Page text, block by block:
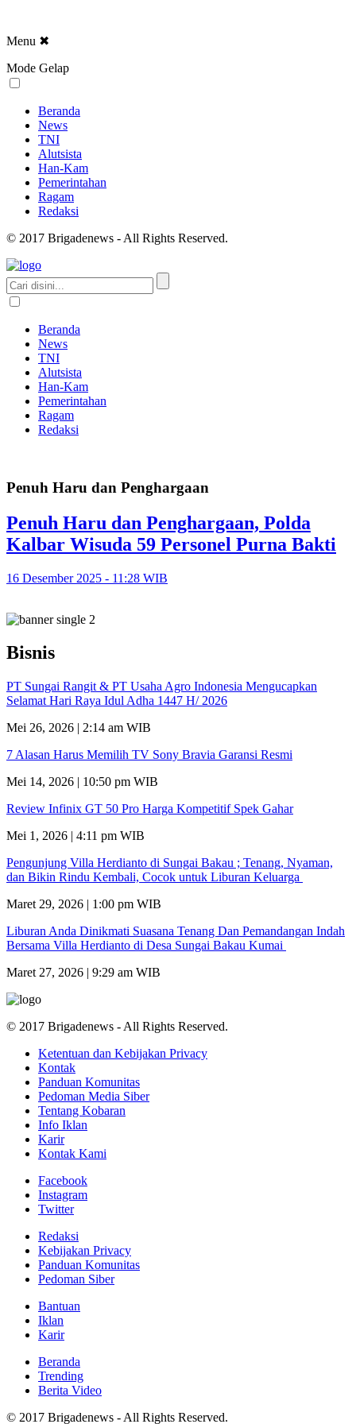
Menu ✖
Mode Gelap
Beranda
News
TNI
Alutsista
Han-Kam
Pemerintahan
Ragam
Redaksi
© 2017 Brigadenews - All Rights Reserved.
Beranda
News
TNI
Alutsista
Han-Kam
Pemerintahan
Ragam
Redaksi
Penuh Haru dan Penghargaan
Penuh Haru dan Penghargaan, Polda
Kalbar Wisuda 59 Personel Purna Bakti
16 Desember 2025 - 11:28 WIB
Bisnis
PT Sungai Rangit & PT Usaha Agro Indonesia Mengucapkan
Selamat Hari Raya Idul Adha 1447 H/ 2026
Mei 26, 2026 | 2:14 am WIB
7 Alasan Harus Memilih TV Sony Bravia Garansi Resmi
Mei 14, 2026 | 10:50 pm WIB
Review Infinix GT 50 Pro Harga Kompetitif Spek Gahar
Mei 1, 2026 | 4:11 pm WIB
Pengunjung Villa Herdianto di Sungai Bakau ; Tenang, Nyaman,
dan Bikin Rindu Kembali, Cocok untuk Liburan Keluarga
Maret 29, 2026 | 1:00 pm WIB
Liburan Anda Dinikmati Suasana Tenang Dan Pemandangan Indah
Bersama Villa Herdianto di Desa Sungai Bakau Kumai
Maret 27, 2026 | 9:29 am WIB
© 2017 Brigadenews - All Rights Reserved.
Ketentuan dan Kebijakan Privacy
Kontak
Panduan Komunitas
Pedoman Media Siber
Tentang Kobaran
Info Iklan
Karir
Kontak Kami
Facebook
Instagram
Twitter
Redaksi
Kebijakan Privacy
Panduan Komunitas
Pedoman Siber
Bantuan
Iklan
Karir
Beranda
Trending
Berita Video
© 2017 Brigadenews - All Rights Reserved.